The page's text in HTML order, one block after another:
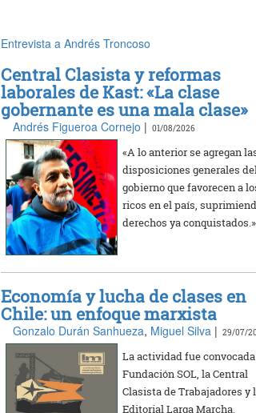
Entrevista a Andrés Troncoso
Central Clasista y reformas
laborales de Kast: «La clase
gobernante es una mala clase»
Andrés Figueroa Cornejo | 01/08/2026
«A lo anterior se agregan
disposiciones generales del
gobierno que favorecen a
ricos en el país,
derechos ya conquistados.»
Economía y lucha de clases en
Chile: un enfoque marxista
Gonzalo Durán Sanhueza, Miguel Silva | 29/07/
La actividad fue
Fundación SOL, la Central
Clasista de Trabajadores y
Editorial Larga Marcha.